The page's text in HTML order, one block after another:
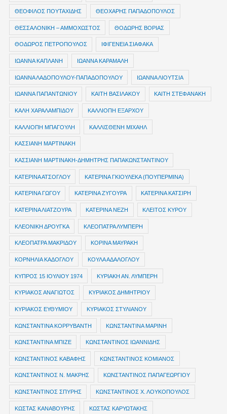
ΘΕΟΦΙΛΟΣ ΠΟΥΤΑΧΙΔΗΣ ΘΕΟΧΑΡΗΣ ΠΑΠΑΔΟΠΟΥΛΟΣ
ΘΕΣΣΑΛΟΝΙΚΗ – ΑΜΜΟΧΩΣΤΟΣ ΘΟΔΩΡΗΣ ΒΟΡΙΑΣ
ΘΟΔΩΡΟΣ ΠΕΤΡΟΠΟΥΛΟΣ ΙΦΙΓΕΝΕΙΑ ΣΙΑΦΑΚΑ
ΙΩΑΝΝΑ ΚΑΠΛΑΝΗ ΙΩΑΝΝΑ ΚΑΡΑΜΑΛΗ
ΙΩΑΝΝΑ ΛΑΔΟΠΟΥΛΟΥ-ΠΑΠΑΔΟΠΟΥΛΟΥ ΙΩΑΝΝΑ ΛΙΟΥΤΣΙΑ
ΙΩΑΝΝΑ ΠΑΠΑΝΤΩΝΙΟΥ ΚΑΙΤΗ ΒΑΣΙΛΑΚΟΥ ΚΑΙΤΗ ΣΤΕΦΑΝΑΚΗ
ΚΑΛΗ ΧΑΡΑΛΑΜΠΙΔΟΥ ΚΑΛΛΙΟΠΗ ΕΞΑΡΧΟΥ
ΚΑΛΛΙΟΠΗ ΜΠΑΓΟΥΛΗ ΚΑΛΛΙΣΘΕΝΗ ΜΙΧΑΗΛ
ΚΑΣΣΙΑΝΗ ΜΑΡΤΙΝΑΚΗ
ΚΑΣΣΙΑΝΗ ΜΑΡΤΙΝΑΚΗ-ΔΗΜΗΤΡΗΣ ΠΑΠΑΚΩΝΣΤΑΝΤΙΝΟΥ
ΚΑΤΕΡΙΝΑ ΑΤΣΟΓΛΟΥ ΚΑΤΕΡΙΝΑ ΓΚΙΟΥΛΕΚΑ (ΠΟΥΠΕΡΜΙΝΑ)
ΚΑΤΕΡΙΝΑ ΓΩΓΟΥ ΚΑΤΕΡΙΝΑ ΖΥΓΟΥΡΑ ΚΑΤΕΡΙΝΑ ΚΑΤΣΙΡΗ
ΚΑΤΕΡΙΝΑ ΛΙΑΤΖΟΥΡΑ ΚΑΤΕΡΙΝΑ ΝΕΖΗ ΚΛΕΙΤΟΣ ΚΥΡΟΥ
ΚΛΕΟΝΙΚΗ ΔΡΟΥΓΚΑ ΚΛΕΟΠΑΤΡΑ ΛΥΜΠΕΡΗ
ΚΛΕΟΠΑΤΡΑ ΜΑΚΡΙΔΟΥ ΚΟΡΙΝΑ ΜΑΥΡΑΚΗ
ΚΟΡΝΗΛΙΑ ΚΑΔΟΓΛΟΥ ΚΟΥΛΑ ΑΔΑΛΟΓΛΟΥ
ΚΥΠΡΟΣ 15 ΙΟΥΛΙΟΥ 1974 ΚΥΡΙΑΚΗ ΑΝ. ΛΥΜΠΕΡΗ
ΚΥΡΙΑΚΟΣ ΑΝΑΓΙΩΤΟΣ ΚΥΡΙΑΚΟΣ ΔΗΜΗΤΡΙΟΥ
ΚΥΡΙΑΚΟΣ ΕΥΘΥΜΙΟΥ ΚΥΡΙΑΚΟΣ ΣΤΥΛΙΑΝΟΥ
ΚΩΝΣΤΑΝΤΙΝΑ ΚΟΡΡΥΒΑΝΤΗ ΚΩΝΣΤΑΝΤΙΝΑ ΜΑΡΙΝΗ
ΚΩΝΣΤΑΝΤΙΝΑ ΜΠΙΖΕ ΚΩΝΣΤΑΝΤΙΝΟΣ ΙΩΑΝΝΙΔΗΣ
ΚΩΝΣΤΑΝΤΙΝΟΣ ΚΑΒΑΦΗΣ ΚΩΝΣΤΑΝΤΙΝΟΣ ΚΟΜΙΑΝΟΣ
ΚΩΝΣΤΑΝΤΙΝΟΣ Ν. ΜΑΚΡΗΣ ΚΩΝΣΤΑΝΤΙΝΟΣ ΠΑΠΑΓΕΩΡΓΙΟΥ
ΚΩΝΣΤΑΝΤΙΝΟΣ ΣΠΥΡΗΣ ΚΩΝΣΤΑΝΤΙΝΟΣ Χ. ΛΟΥΚΟΠΟΥΛΟΣ
ΚΩΣΤΑΣ ΚΑΝΑΒΟΥΡΗΣ ΚΩΣΤΑΣ ΚΑΡΥΩΤΑΚΗΣ